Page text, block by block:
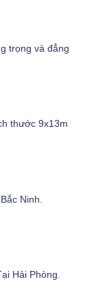
trọng và đẳng
thước 9x13m
Ninh.
Hải Phòng.